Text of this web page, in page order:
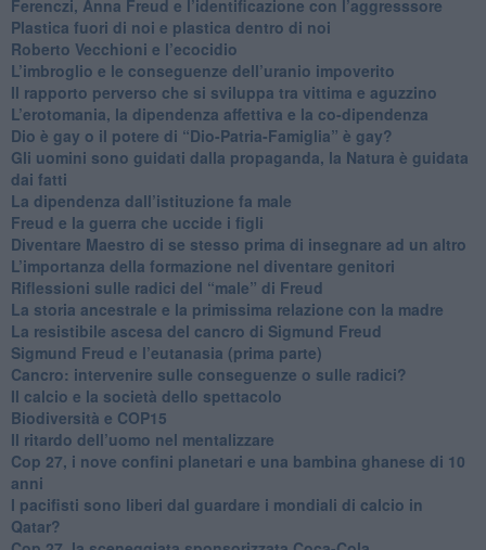
​Ferenczi, Anna Freud e l’identificazione con l’aggresssore
Plastica fuori di noi e plastica dentro di noi
​Roberto Vecchioni e l’ecocidio
​L’imbroglio e le conseguenze dell’uranio impoverito
​Il rapporto perverso che si sviluppa tra vittima e aguzzino
L’erotomania, la dipendenza affettiva e la co-dipendenza
​Dio è gay o il potere di “Dio-Patria-Famiglia” è gay?
​Gli uomini sono guidati dalla propaganda, la Natura è guidata
dai fatti
La dipendenza dall’istituzione fa male
​Freud e la guerra che uccide i figli
​Diventare Maestro di se stesso prima di insegnare ad un altro
L’importanza della formazione nel diventare genitori
Riflessioni sulle radici del “male” di Freud
​La storia ancestrale e la primissima relazione con la madre
​La resistibile ascesa del cancro di Sigmund Freud
Sigmund Freud e l’eutanasia (prima parte)
Cancro: intervenire sulle conseguenze o sulle radici?
​Il calcio e la società dello spettacolo
Biodiversità e COP15
​Il ritardo dell’uomo nel mentalizzare
​Cop 27, i nove confini planetari e una bambina ghanese di 10
anni
​I pacifisti sono liberi dal guardare i mondiali di calcio in
Qatar?